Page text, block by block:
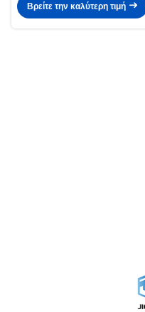
Βρείτε την καλύτερη τιμή